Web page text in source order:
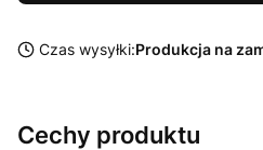
Czas wysyłki:Produkcja na
Cechy produktu